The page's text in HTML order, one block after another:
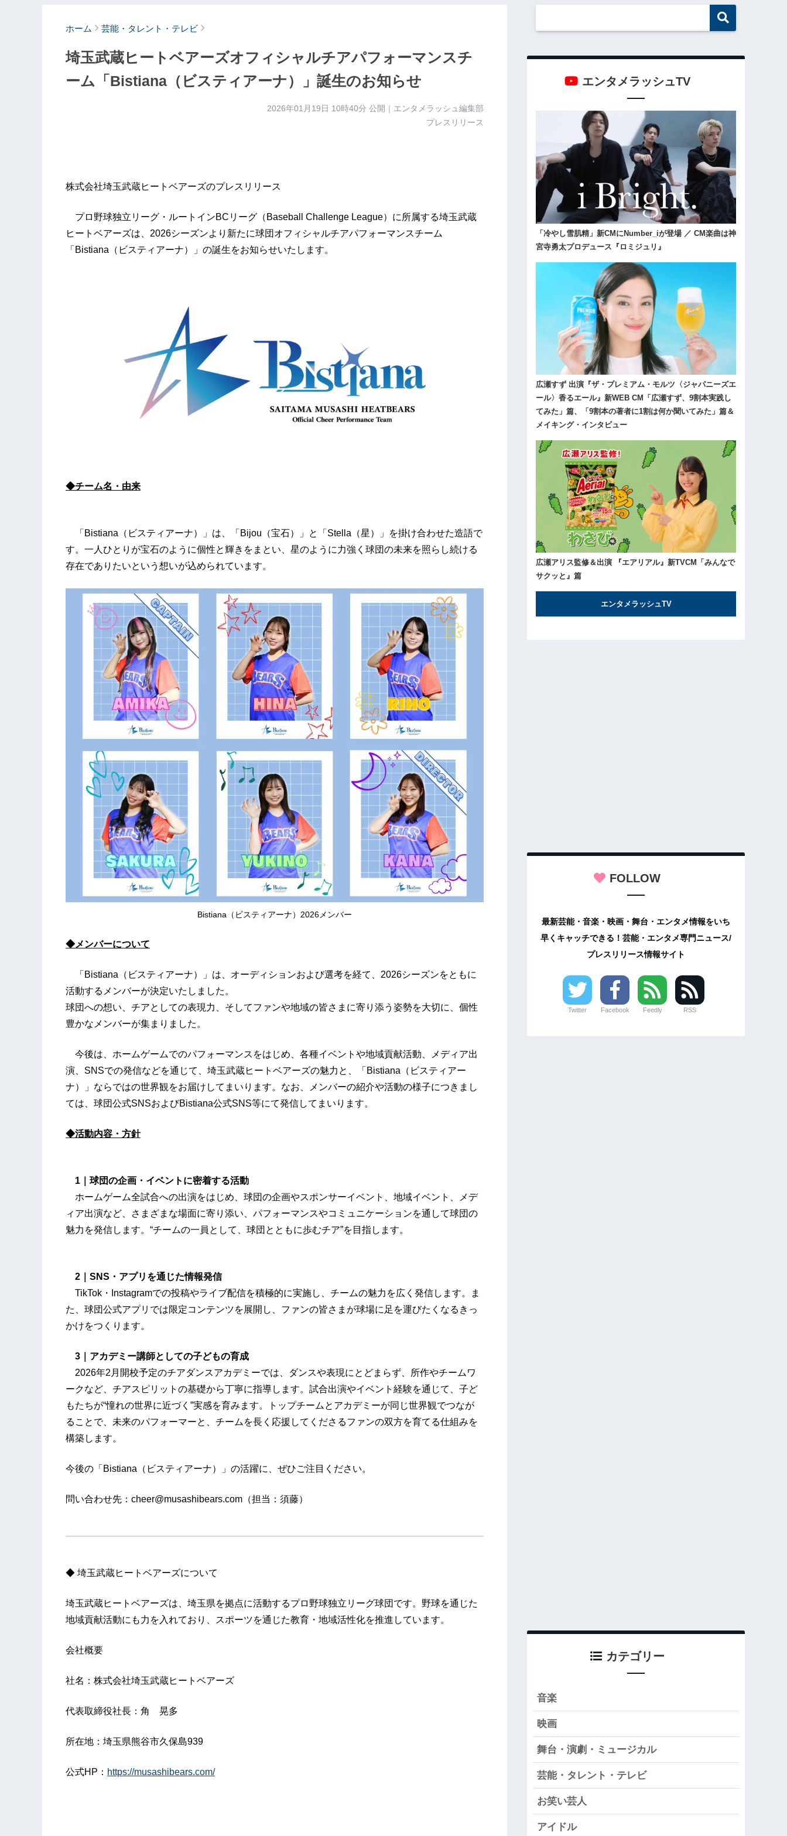
ホーム 芸能・タレント・テレビ
埼玉武蔵ヒートベアーズオフィシャルチアパフォーマンスチ
ーム「Bistiana（ビスティアーナ）」誕生のお知らせ
2026年01月19日 10時40分 公開｜エンタメラッシュ編集部
プレスリリース
株式会社埼玉武蔵ヒートベアーズのプレスリリース
プロ野球独立リーグ・ルートインBCリーグ（Baseball Challenge League）に所属する埼玉武蔵
ヒートベアーズは、2026シーズンより新たに球団オフィシャルチアパフォーマンスチーム
「Bistiana（ビスティアーナ）」の誕生をお知らせいたします。
◆チーム名・由来
「Bistiana（ビスティアーナ）」は、「Bijou（宝石）」と「Stella（星）」を掛け合わせた造語で
す。一人ひとりが宝石のように個性と輝きをまとい、星のように力強く球団の未来を照らし続ける
存在でありたいという想いが込められています。
Bistiana（ビスティアーナ）2026メンバー
◆メンバーについて
「Bistiana（ビスティアーナ）」は、オーディションおよび選考を経て、2026シーズンをともに
活動するメンバーが決定いたしました。
球団への想い、チアとしての表現力、そしてファンや地域の皆さまに寄り添う姿勢を大切に、個性
豊かなメンバーが集まりました。
今後は、ホームゲームでのパフォーマンスをはじめ、各種イベントや地域貢献活動、メディア出
演、SNSでの発信などを通じて、埼玉武蔵ヒートベアーズの魅力と、「Bistiana（ビスティアー
ナ）」ならではの世界観をお届けしてまいります。なお、メンバーの紹介や活動の様子につきまし
ては、球団公式SNSおよびBistiana公式SNS等にて発信してまいります。
◆活動内容・方針
1｜球団の企画・イベントに密着する活動
ホームゲーム全試合への出演をはじめ、球団の企画やスポンサーイベント、地域イベント、メデ
ィア出演など、さまざまな場面に寄り添い、パフォーマンスやコミュニケーションを通して球団の
魅力を発信します。“チームの一員として、球団とともに歩むチア”を目指します。
2｜SNS・アプリを通じた情報発信
TikTok・Instagramでの投稿やライブ配信を積極的に実施し、チームの魅力を広く発信します。ま
た、球団公式アプリでは限定コンテンツを展開し、ファンの皆さまが球場に足を運びたくなるきっ
かけをつくります。
3｜アカデミー講師としての子どもの育成
2026年2月開校予定のチアダンスアカデミーでは、ダンスや表現にとどまらず、所作やチームワ
ークなど、チアスピリットの基礎から丁寧に指導します。試合出演やイベント経験を通じて、子ど
もたちが“憧れの世界に近づく”実感を育みます。トップチームとアカデミーが同じ世界観でつなが
ることで、未来のパフォーマーと、チームを長く応援してくださるファンの双方を育てる仕組みを
構築します。
今後の「Bistiana（ビスティアーナ）」の活躍に、ぜひご注目ください。
問い合わせ先：cheer@musashibears.com（担当：須藤）
◆ 埼玉武蔵ヒートベアーズについて
埼玉武蔵ヒートベアーズは、埼玉県を拠点に活動するプロ野球独立リーグ球団です。野球を通じた
地域貢献活動にも力を入れており、スポーツを通じた教育・地域活性化を推進しています。
会社概要
社名：株式会社埼玉武蔵ヒートベアーズ
代表取締役社長：角 晃多
所在地：埼玉県熊谷市久保島939
公式HP： https://musashibears.com/
エンタメラッシュTV
「冷やし雪肌精」新CMにNumber_iが登場 ／ CM楽曲は神
宮寺勇太プロデュース『ロミジュリ』
広瀬すず 出演『ザ・プレミアム・モルツ〈ジャパニーズエ
ール〉香るエール』新WEB CM「広瀬すず、9割本実践し
てみた」篇、「9割本の著者に1割は何か聞いてみた」篇＆
メイキング・インタビュー
広瀬アリス監修＆出演 『エアリアル』新TVCM「みんなで
サクッと』篇
エンタメラッシュTV
FOLLOW
最新芸能・音楽・映画・舞台・エンタメ情報をいち
早くキャッチできる！芸能・エンタメ専門ニュース/
プレスリリース情報サイト
Twitter Facebook Feedly RSS
カテゴリー
音楽
映画
舞台・演劇・ミュージカル
芸能・タレント・テレビ
お笑い芸人
アイドル